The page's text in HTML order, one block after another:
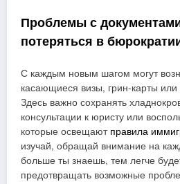
Проблемы с
потеряться в
С каждым новым шагом могут
касающиеся визы, грин-карты или
Здесь важно сохранять
консультации к юристу или
которые освещают правила
изучай, обращай внимание на
больше ты знаешь, тем легче
предотвращать возможные